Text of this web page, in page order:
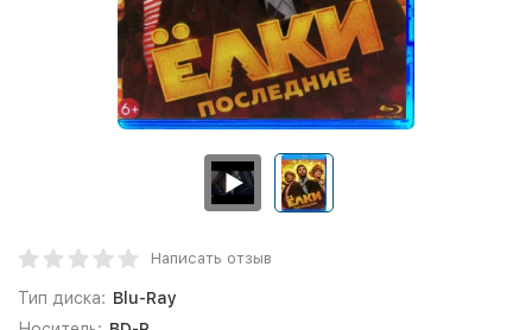
Написать отзыв
Тип диска: Blu-Ray